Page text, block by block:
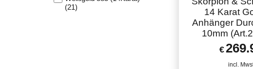
(21)
14 Karat
Anhänger
10mm
€
incl.